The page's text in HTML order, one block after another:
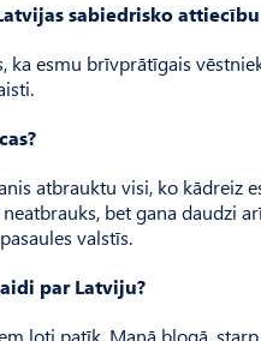
sabiedrisko
ka esmu brīvprātīgais
atbrauktu visi, ko kādreiz
bet gana daudzi
valstīs.
par Latviju?
ļoti patīk. Manā blogā,